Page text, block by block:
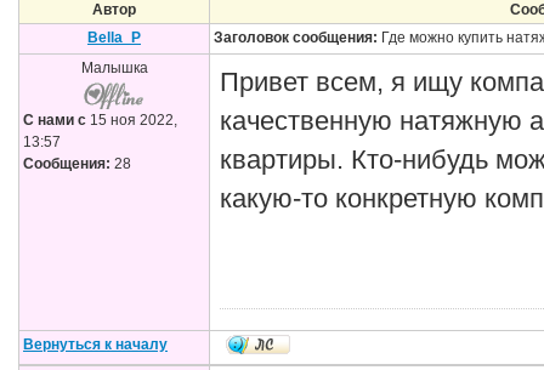
Автор
Bella_P
Заголовок сообщения: Где можно купить
Малышка
С нами с 15 ноя 2022,
13:57
Сообщения: 28
Привет всем, я ищу
качественную натяжную
квартиры. Кто-нибудь
какую-то конкретную
Вернуться к началу